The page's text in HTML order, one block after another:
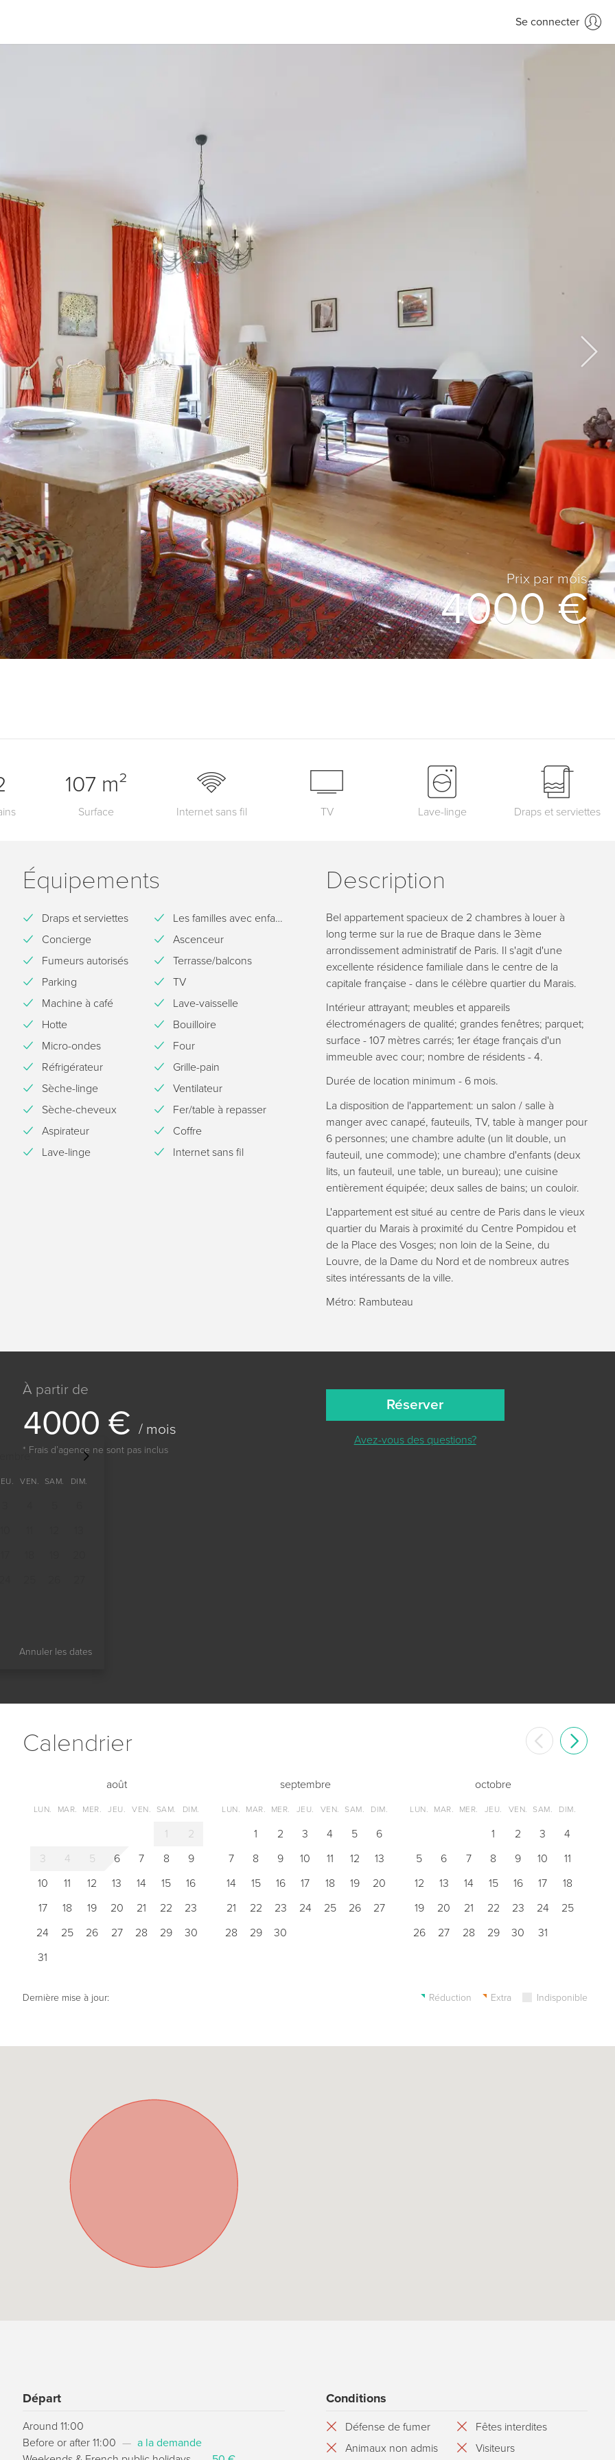
Se connecter
Prix ​​par mois
4000 €
Surface
107 m²
Internet sans fil TV Lave-linge Draps et serviettes
Équipements
Draps et serviettes
Les familles avec enfants
Concierge
Ascenceur
Fumeurs autorisés
Terrasse/balcons
Parking
TV
Machine à café
Lave-vaisselle
Hotte
Bouilloire
Micro-ondes
Four
Réfrigérateur
Grille-pain
Sèche-linge
Ventilateur
Sèche-cheveux
Fer/table à repasser
Aspirateur
Coffre
Lave-linge
Internet sans fil
Description
Bel appartement spacieux de 2 chambres à louer à
long terme sur la rue de Braque dans le 3ème
arrondissement administratif de Paris. Il s'agit d'une
excellente résidence familiale dans le centre de la
capitale française - dans le célèbre quartier du Marais.
Intérieur attrayant; meubles et appareils
électroménagers de qualité; grandes fenêtres; parquet;
surface - 107 mètres carrés; 1er étage français d'un
immeuble avec cour; nombre de résidents - 4.
Durée de location minimum - 6 mois.
La disposition de l'appartement: un salon / salle à
manger avec canapé, fauteuils, TV, table à manger pour
6 personnes; une chambre adulte (un lit double, un
fauteuil, une commode); une chambre d'enfants (deux
lits, un fauteuil, une table, un bureau); une cuisine
entièrement équipée; deux salles de bains; un couloir.
L'appartement est situé au centre de Paris dans le vieux
quartier du Marais à proximité du Centre Pompidou et
de la Place des Vosges; non loin de la Seine, du
Louvre, de la Dame du Nord et de nombreux autres
sites intéressants de la ville.
Métro: Rambuteau
VEN. SAM. DIM.
Annuler les dates
À partir de
4000 € / mois
* Frais dʼagence ne sont pas inclus
Réserver
Avez-vous des questions?
Сalendrier
août
LUN. MAR. MER. JEU. VEN. SAM. DIM.
1
2
3
4 5 6 7 8
9
10
11 12 13 14 15
16
17
18 19 20 21 22
23
24
25 26 27 28 29
30
31
septembre
LUN. MAR. MER. JEU. VEN. SAM. DIM.
1 2 3 4 5
6
7
8 9 10 11 12
13
14
15 16 17 18 19
20
21
22 23 24 25 26
27
28
29 30
octobre
LUN. MAR. MER. JEU. VEN. SAM. DIM.
1 2 3
4
5
6 7 8 9 10
11
12
13 14 15 16 17
18
19
20 21 22 23 24
25
26
27 28 29 30 31
Dernière mise à jour: Réduction Extra Indisponible
Départ
Around 11:00
Before or after 11:00 — a la demande
Conditions
Défense de fumer
Fêtes interdites
Animaux non admis
Visiteurs